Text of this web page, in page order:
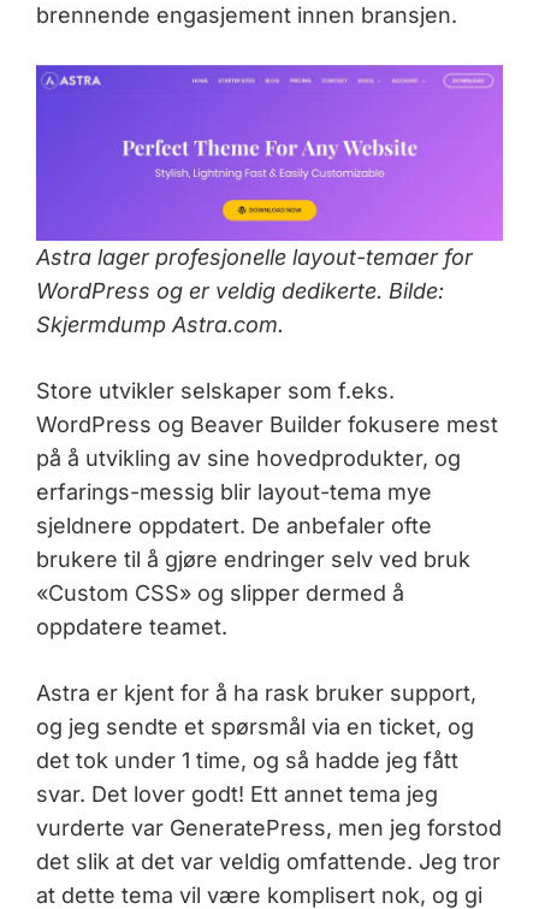
brennende engasjement innen bransjen.
Astra lager profesjonelle layout-temaer for
WordPress og er veldig dedikerte. Bilde:
Skjermdump Astra.com.
Store utvikler selskaper som f.eks.
WordPress og Beaver Builder fokusere mest
på å utvikling av sine hovedprodukter, og
erfarings-messig blir layout-tema mye
sjeldnere oppdatert. De anbefaler ofte
brukere til å gjøre endringer selv ved bruk
«Custom CSS» og slipper dermed å
oppdatere teamet.
Astra er kjent for å ha rask bruker support,
og jeg sendte et spørsmål via en ticket, og
det tok under 1 time, og så hadde jeg fått
svar. Det lover godt! Ett annet tema jeg
vurderte var GeneratePress, men jeg forstod
det slik at det var veldig omfattende. Jeg tror
at dette tema vil være komplisert nok, og gi